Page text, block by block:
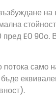
E0
потока